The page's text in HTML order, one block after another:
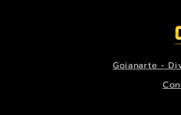
Visualização rápida
Orquídea Odontoglossum insleayi
Visualização rápida
Belíssima pintura de Fada dos
Visualização rápida
Belíssima imagem de Fada das
Goianarte -